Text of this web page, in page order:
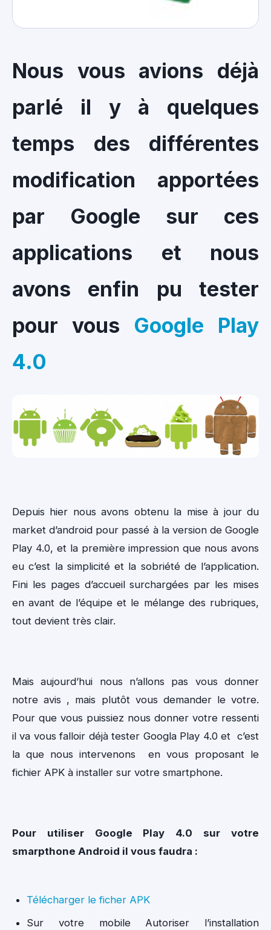
Nous vous avions déjà
parlé il y à quelques
temps des différentes
modification apportées
par Google sur ces
applications et nous
avons enfin pu tester
pour vous Google Play
4.0
Depuis hier nous avons obtenu la mise à jour du
market d’android pour passé à la version de Google
Play 4.0, et la première impression que nous avons
eu c’est la simplicité et la sobriété de l’application.
Fini les pages d’accueil surchargées par les mises
en avant de l’équipe et le mélange des rubriques,
tout devient très clair.
Mais aujourd’hui nous n’allons pas vous donner
notre avis , mais plutôt vous demander le votre.
Pour que vous puissiez nous donner votre ressenti
il va vous falloir déjà tester Googla Play 4.0 et c’est
la que nous intervenons en vous proposant le
fichier APK à installer sur votre smartphone.
Pour utiliser Google Play 4.0 sur votre
smarpthone Android il vous faudra :
Télécharger le ficher APK
Sur votre mobile Autoriser l’installation